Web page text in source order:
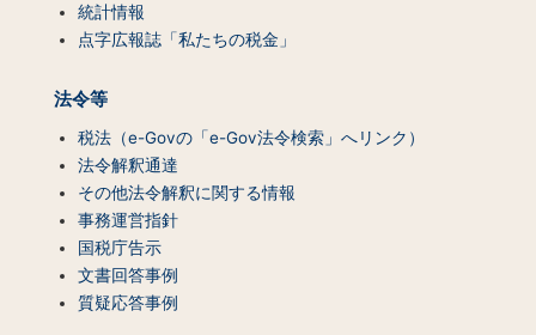
統計情報
点字広報誌「私たちの税金」
法令等
税法（e-Govの「e-Gov法令検索」へリンク）
法令解釈通達
その他法令解釈に関する情報
事務運営指針
国税庁告示
文書回答事例
質疑応答事例